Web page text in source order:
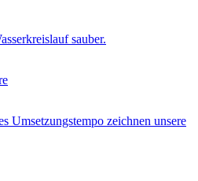
sauber.
Umsetzungstempo zeichnen unsere